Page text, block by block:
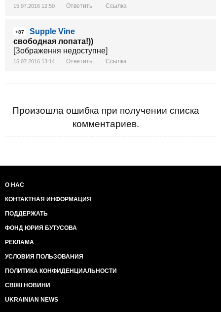
15.07.2016 12:50 Ответить Ссылка
+87
Supple Vine
свободная лопата!))
[Зображення недоступне]
15.07.2016 13:14 Ответить Ссылка
Произошла ошибка при получении списка
комментариев.
О НАС
КОНТАКТНАЯ ИНФОРМАЦИЯ
ПОДДЕРЖАТЬ
ФОНД ЮРИЯ БУТУСОВА
РЕКЛАМА
УСЛОВИЯ ПОЛЬЗОВАНИЯ
ПОЛИТИКА КОНФИДЕНЦИАЛЬНОСТИ
СВІЖІ НОВИНИ
UKRAINIAN NEWS